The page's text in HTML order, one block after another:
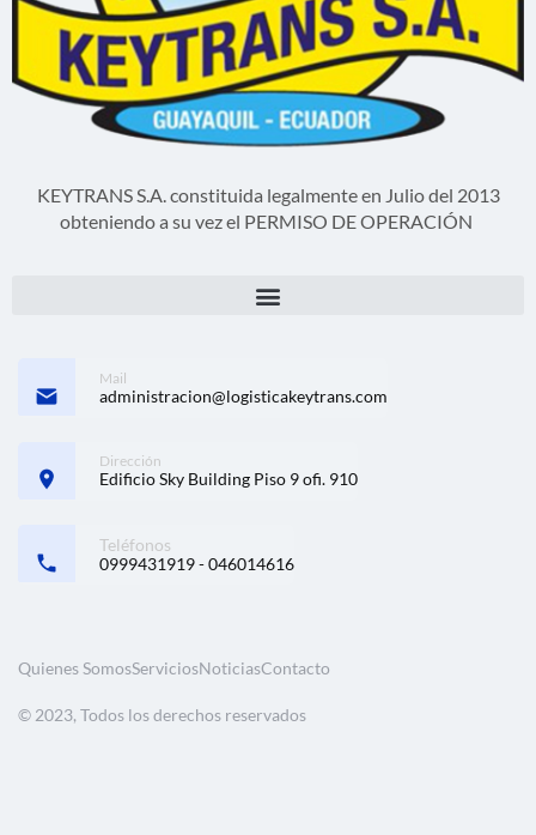
KEYTRANS S.A. constituida legalmente en Julio del 2013
obteniendo a su vez el PERMISO DE OPERACIÓN
Mail
administracion@logisticakeytrans.com
Dirección
Edificio Sky Building Piso 9 ofi. 910
Teléfonos
0999431919 - 046014616
Quienes SomosServiciosNoticiasContacto
© 2023, Todos los derechos reservados